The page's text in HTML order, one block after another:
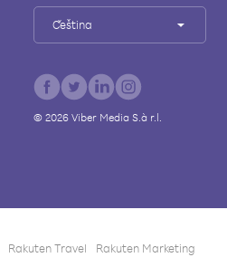
Čeština
© 2026Viber Media S.à r.l.
Rakuten Travel Rakuten Marketing